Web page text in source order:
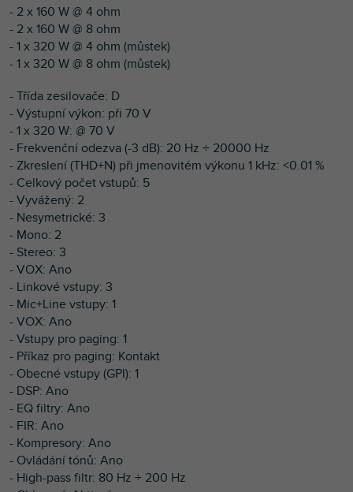
- 2 x 160 W @ 4 ohm
- 2 x 160 W @ 8 ohm
- 1 x 320 W @ 4 ohm (můstek)
- 1 x 320 W @ 8 ohm (můstek)
- Třída zesilovače: D
- Výstupní výkon: při 70 V
- 1 x 320 W: @ 70 V
- Frekvenční odezva (-3 dB): 20 Hz ÷ 20000 Hz
- Zkreslení (THD+N) při jmenovitém výkonu 1 kHz: <0.01 %
- Celkový počet vstupů: 5
- Vyvážený: 2
- Nesymetrické: 3
- Mono: 2
- Stereo: 3
- VOX: Ano
- Linkové vstupy: 3
- Mic+Line vstupy: 1
- VOX: Ano
- Vstupy pro paging: 1
- Příkaz pro paging: Kontakt
- Obecné vstupy (GPI): 1
- DSP: Ano
- EQ filtry: Ano
- FIR: Ano
- Kompresory: Ano
- Ovládání tónů: Ano
- High-pass filtr: 80 Hz ÷ 200 Hz